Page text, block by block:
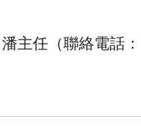
主任（聯絡電話：